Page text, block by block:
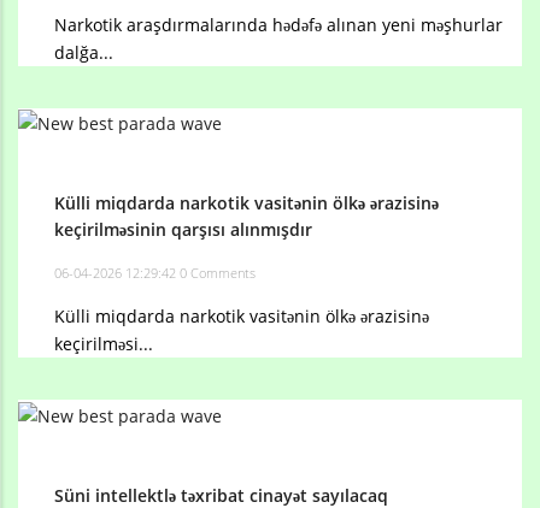
Narkotik araşdırmalarında hədəfə alınan yeni məşhurlar
dalğa...
Külli miqdarda narkotik vasitənin ölkə ərazisinə
keçirilməsinin qarşısı alınmışdır
06-04-2026 12:29:42 0 Comments
Külli miqdarda narkotik vasitənin ölkə ərazisinə
keçirilməsi...
Süni intellektlə təxribat cinayət sayılacaq